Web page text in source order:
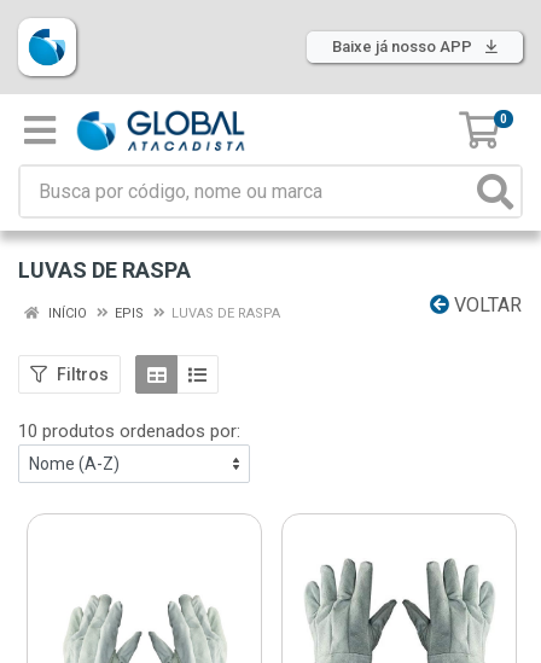
Baixe já nosso APP
0
LUVAS DE RASPA
VOLTAR
INÍCIO EPIS LUVAS DE RASPA
Filtros
10 produtos ordenados por: